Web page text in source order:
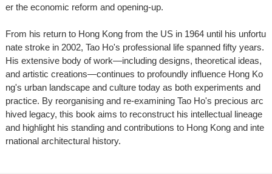
er the economic reform and opening-up.
From his return to Hong Kong from the US in 1964 until his unfortu
nate stroke in 2002, Tao Ho's professional life spanned fifty years.
His extensive body of work—including designs, theoretical ideas,
and artistic creations—continues to profoundly influence Hong Ko
ng's urban landscape and culture today as both experiments and
practice. By reorganising and re-examining Tao Ho's precious arc
hived legacy, this book aims to reconstruct his intellectual lineage
and highlight his standing and contributions to Hong Kong and inte
rnational architectural history.